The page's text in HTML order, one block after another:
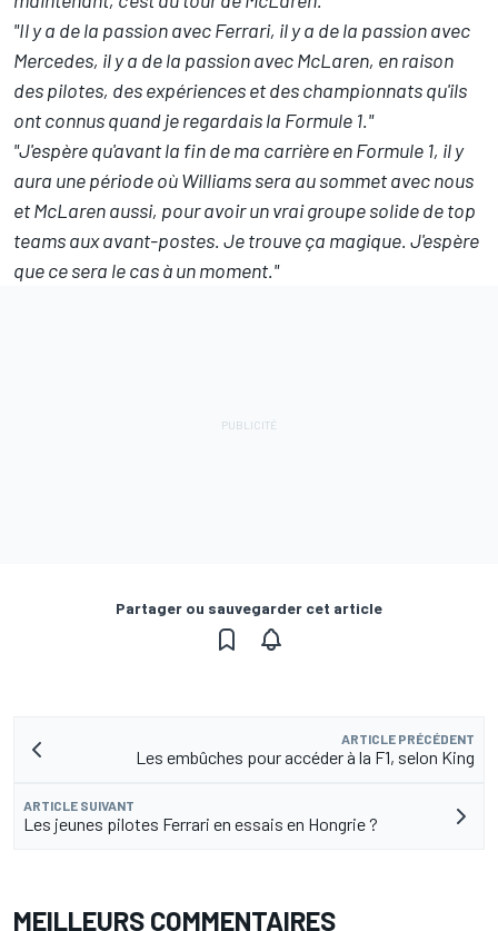
"Il y a de la passion avec Ferrari, il y a de la passion avec
Mercedes, il y a de la passion avec McLaren, en raison
des pilotes, des expériences et des championnats qu'ils
ont connus quand je regardais la Formule 1."
"J'espère qu'avant la fin de ma carrière en Formule 1, il y
aura une période où Williams sera au sommet avec nous
et McLaren aussi, pour avoir un vrai groupe solide de top
teams aux avant-postes. Je trouve ça magique. J'espère
que ce sera le cas à un moment."
Partager ou sauvegarder cet article
ARTICLE PRÉCÉDENT
Les embûches pour accéder à la F1, selon King
ARTICLE SUIVANT
Les jeunes pilotes Ferrari en essais en Hongrie ?
MEILLEURS COMMENTAIRES